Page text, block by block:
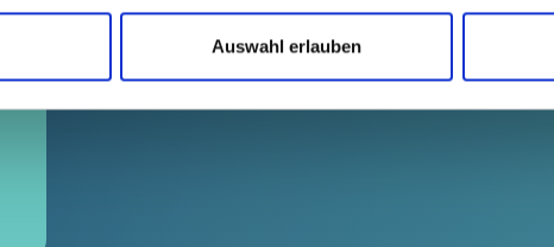
Auswahl erlauben